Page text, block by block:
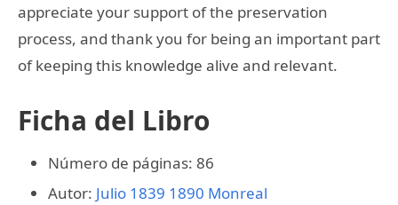
appreciate your support of the preservation
process, and thank you for being an important part
of keeping this knowledge alive and relevant.
Ficha del Libro
Número de páginas: 86
Autor: Julio 1839 1890 Monreal